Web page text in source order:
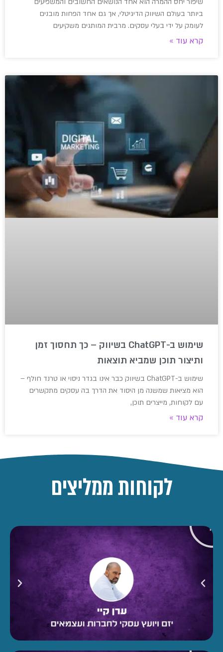
שיפור יחס ההמרה הוא אחד הנושאים החשובים והמשפיעים
ביותר בעולם השיווק הדיגיטלי, אך גם אחד הפחות מובנים
לעומק על ידי בעלי עסקים. מרבית המותגים משקיעים
קרא עוד »
שימוש ב-ChatGPT בשיווק – כך תחסוך זמן
ותיצור תוכן שמביא תוצאות
שימוש ב-ChatGPT בשיווק כבר אינו בגדר ניסוי או טרנד חולף –
הוא מציאות שמשנה מן היסוד את הדרך בה עסקים מתקשרים
עם לקוחות, מייצרים תוכן,
קרא עוד »
לקוחות ממליצים